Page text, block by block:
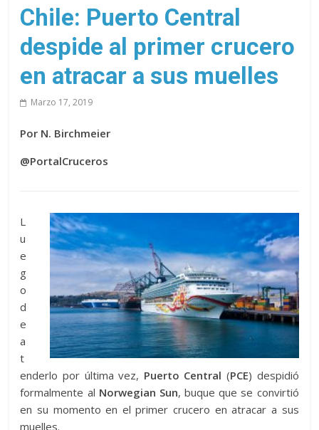
de
cruceros
en
un
solo
Chile: Puerto Central
despide al primer crucero
en atracar a sus muelles
Marzo 17, 2019
Por N. Birchmeier
@PortalCruceros
L
u
e
g
o
d
e
a
t
enderlo por última vez, Puerto Central (PCE) despidió
formalmente al Norwegian Sun, buque que se convirtió
en su momento en el primer crucero en atracar a sus
muelles.